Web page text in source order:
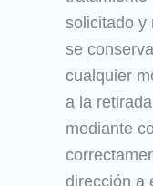
solicitado y
se
cualquier
a la
mediante
dirección a